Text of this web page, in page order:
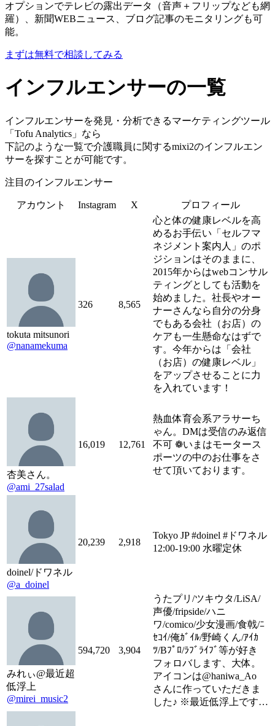
オプションでテレビの露出データ（音声＋フリップなども網
羅）、新聞WEBニュース、ブログ記事のモニタリングも可
能。
まずは無料で相談してみる
インフルエンサーの一覧
インフルエンサーを発見・分析できるマーケティングツール
「Tofu Analytics」なら
下記のような一覧で介護職員に関するmixi2のインフルエン
サーを探すことが可能です。
注目のインフルエンサー
アカウント Instagram X プロフィール
tokuta mitsunori
@nanamekuma
326 8,565
心と体の健康レベルを高
めるお手伝い「セルフマ
ネジメント案内人」のポ
ジションはそのままに、
2015年からはwebコンサル
ティングとしても活動を
始めました。社長やオー
ナーさんなら自分の分身
でもある会社（お店）の
ケアも一生懸命なはずで
す。今年からは「会社
（お店）の健康レベル」
をアップさせることに力
を入れています！
杏美さん。
@ami_27salad
16,019 12,761
熱血体育会系アラサーち
ゃん。DMは受信のみ返信
不可 ❁いまはモータース
ポーツの中のお仕事をさ
せて頂いております。
doinel/ドワネル
@a_doinel
20,239 2,918
Tokyo JP #doinel #ドワネル
12:00-19:00 水曜定休
みれぃ@最近超
低浮上
@mirei_music2
594,720 3,904
うたプリ/ツキウタ/LiSA/
声優/fripside/ハニ
ワ/comico/少女漫画/食戟/ﾆ
ｾｺｲ/俺ｶﾞｲﾙ/野崎くん/ｱｲｶ
ﾂ/Bﾌﾟﾛ/ﾗﾌﾞﾗｲﾌﾞ等が好き
フォロバします、大体。
アイコンは@haniwa_Ao
さんに作っていただきま
した♪ ※最近低浮上です…